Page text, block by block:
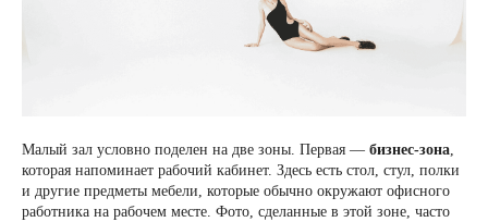
Малый зал условно поделен на две зоны. Первая — бизнес-зона
которая напоминает рабочий кабинет. Здесь есть стол, стул, полки
и другие предметы мебели, которые обычно окружают офисного
работника на рабочем месте. Фото, сделанные в этой зоне, часто